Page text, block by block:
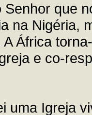
Senhor que
na Nigéria,
África
e co-
uma Igreja